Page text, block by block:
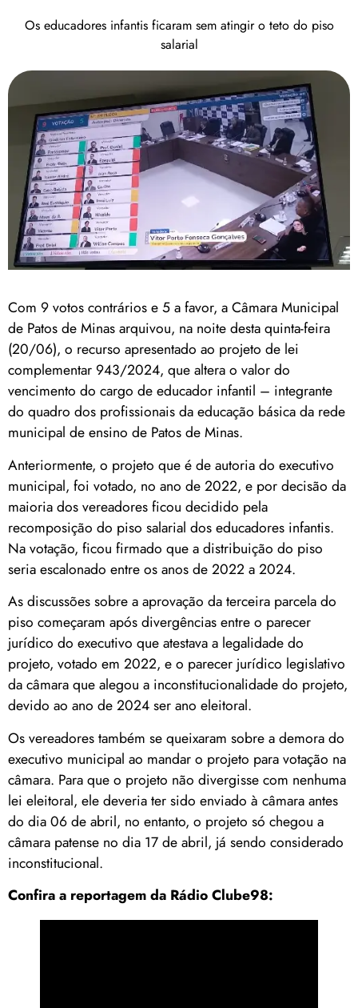
Os educadores infantis ficaram sem atingir o teto do piso
salarial
Com 9 votos contrários e 5 a favor, a Câmara Municipal
de Patos de Minas arquivou, na noite desta quinta-feira
(20/06), o recurso apresentado ao projeto de lei
complementar 943/2024, que altera o valor do
vencimento do cargo de educador infantil – integrante
do quadro dos profissionais da educação básica da rede
municipal de ensino de Patos de Minas.
Anteriormente, o projeto que é de autoria do executivo
municipal, foi votado, no ano de 2022, e por decisão da
maioria dos vereadores ficou decidido pela
recomposição do piso salarial dos educadores infantis.
Na votação, ficou firmado que a distribuição do piso
seria escalonado entre os anos de 2022 a 2024.
As discussões sobre a aprovação da terceira parcela do
piso começaram após divergências entre o parecer
jurídico do executivo que atestava a legalidade do
projeto, votado em 2022, e o parecer jurídico legislativo
da câmara que alegou a inconstitucionalidade do projeto,
devido ao ano de 2024 ser ano eleitoral.
Os vereadores também se queixaram sobre a demora do
executivo municipal ao mandar o projeto para votação na
câmara. Para que o projeto não divergisse com nenhuma
lei eleitoral, ele deveria ter sido enviado à câmara antes
do dia 06 de abril, no entanto, o projeto só chegou a
câmara patense no dia 17 de abril, já sendo considerado
inconstitucional.
Confira a reportagem da Rádio Clube98: